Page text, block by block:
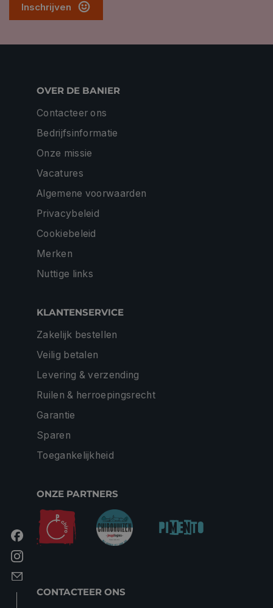
Inschrijven
OVER DE BANIER
Contacteer ons
Bedrijfsinformatie
Onze missie
Vacatures
Algemene voorwaarden
Privacybeleid
Cookiebeleid
Merken
Nuttige links
KLANTENSERVICE
Zakelijk bestellen
Veilig betalen
Levering & verzending
Ruilen & herroepingsrecht
Garantie
Sparen
Toegankelijkheid
ONZE PARTNERS
CONTACTEER ONS